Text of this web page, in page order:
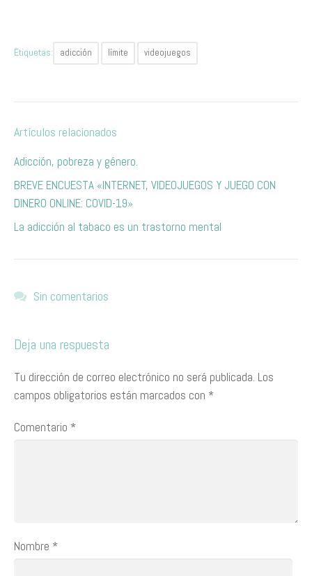
Etiquetas: adicción límite videojuegos
Artículos relacionados
Adicción, pobreza y género.
BREVE ENCUESTA «INTERNET, VIDEOJUEGOS Y JUEGO CON
DINERO ONLINE: COVID-19»
La adicción al tabaco es un trastorno mental
Sin comentarios
Deja una respuesta
Tu dirección de correo electrónico no será publicada. Los
campos obligatorios están marcados con *
Comentario *
Nombre *